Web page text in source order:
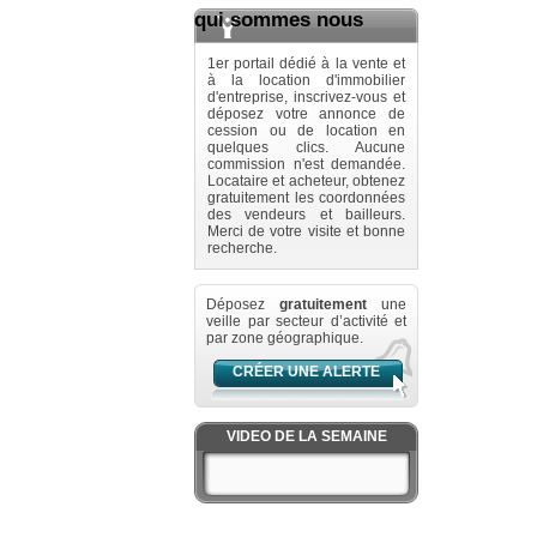
qui sommes nous
1er portail dédié à la vente et
à la location d'immobilier
d'entreprise, inscrivez-vous et
déposez votre annonce de
cession ou de location en
quelques clics. Aucune
commission n'est demandée.
Locataire et acheteur, obtenez
gratuitement les coordonnées
des vendeurs et bailleurs.
Merci de votre visite et bonne
recherche.
Déposez gratuitement une
veille par secteur d’activité et
par zone géographique.
CRÉER UNE ALERTE
VIDEO DE LA SEMAINE